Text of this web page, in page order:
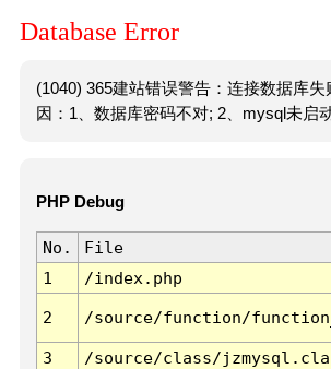
Database Error
(1040) 365建站错误警告：连接数据库失
因：1、数据库密码不对; 2、mysql未启动
PHP Debug
No. File
1
/index.php
2 /source/function/
3 /source/class/